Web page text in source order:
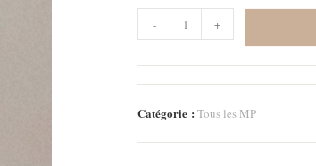
de
Marque-
page
La
- +
Catégorie : Tous les MP